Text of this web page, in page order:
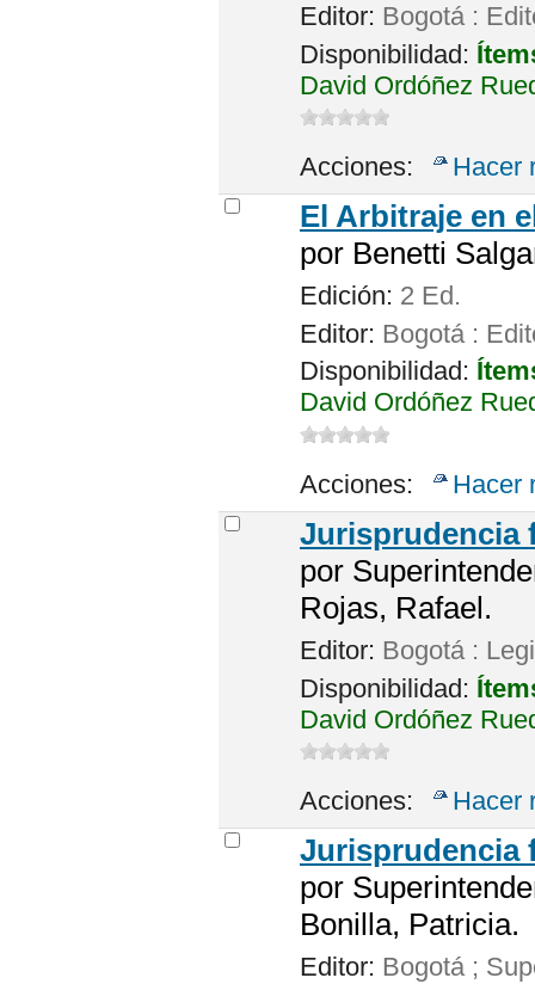
Editor: Bogotá :
Disponibilidad:
David Ordóñez
Acciones: Hacer
El Arbitraje en
por Benetti
Edición: 2 Ed.
Editor: Bogotá :
Disponibilidad:
David Ordóñez
Acciones: Hacer
Jurisprudencia
por
Rojas, Rafael.
Editor: Bogotá :
Disponibilidad:
David Ordóñez
Acciones: Hacer
Jurisprudencia
por
Bonilla, Patricia.
Editor: Bogotá ;